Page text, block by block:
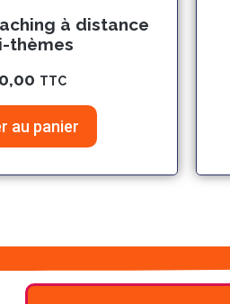
à distance
thèmes
TTC
au panier